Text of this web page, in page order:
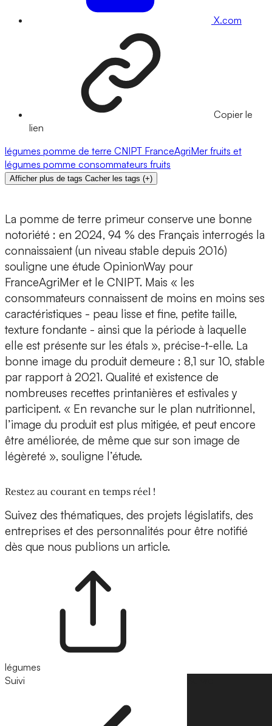
X.com
Copier le
lien
légumes pomme de terre CNIPT FranceAgriMer fruits et
légumes pomme consommateurs fruits
Afficher plus de tags Cacher les tags (+)
La pomme de terre primeur conserve une bonne
notoriété : en 2024, 94 % des Français interrogés la
connaissaient (un niveau stable depuis 2016)
souligne une étude OpinionWay pour
FranceAgriMer et le CNIPT. Mais « les
consommateurs connaissent de moins en moins ses
caractéristiques - peau lisse et fine, petite taille,
texture fondante - ainsi que la période à laquelle
elle est présente sur les étals », précise-t-elle. La
bonne image du produit demeure : 8,1 sur 10, stable
par rapport à 2021. Qualité et existence de
nombreuses recettes printanières et estivales y
participent. « En revanche sur le plan nutritionnel,
l’image du produit est plus mitigée, et peut encore
être améliorée, de même que sur son image de
légèreté », souligne l’étude.
Restez au courant en temps réel !
Suivez des thématiques, des projets législatifs, des
entreprises et des personnalités pour être notifié
dès que nous publions un article.
légumes
Suivi